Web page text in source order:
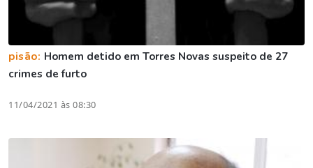
pisão: Homem detido em Torres Novas suspeito de 27
crimes de furto
11/04/2021 às 08:30